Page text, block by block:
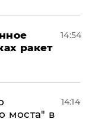
ракет
14:54
моста" в
14:14